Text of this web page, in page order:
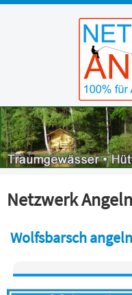
Netzwerk
Wolfsbarsch